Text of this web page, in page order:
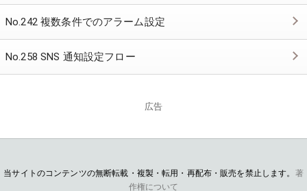
No.242 複数条件でのアラーム設定
No.258 SNS 通知設定フロー
広告
当サイトのコンテンツの無断転載・複製・転用・再配布・販売を禁止します。 著
作権について